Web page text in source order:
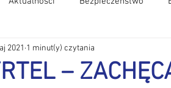
Ekologia Galerie
–
2021 1 minut(y) czytania